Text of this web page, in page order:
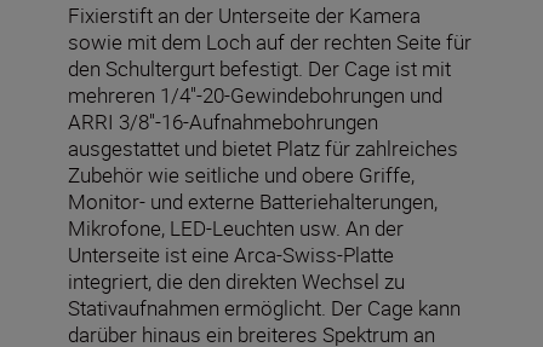
Fixierstift an der Unterseite der Kamera
sowie mit dem Loch auf der rechten Seite für
den Schultergurt befestigt. Der Cage ist mit
mehreren 1/4''-20-Gewindebohrungen und
ARRI 3/8''-16-Aufnahmebohrungen
ausgestattet und bietet Platz für zahlreiches
Zubehör wie seitliche und obere Griffe,
Monitor- und externe Batteriehalterungen,
Mikrofone, LED-Leuchten usw. An der
Unterseite ist eine Arca-Swiss-Platte
integriert, die den direkten Wechsel zu
Stativaufnahmen ermöglicht. Der Cage kann
darüber hinaus ein breiteres Spektrum an